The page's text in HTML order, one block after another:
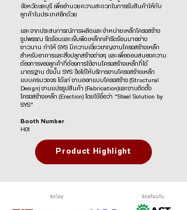
จังหวัดชลบุรี เพื่ออำนวยความสะดวกในการรับสินค้าให้กับ
ลูกค้าในประเทศอีกด้วย
และจากประสบการณ์การผลิตและจำหน่ายเหล็กโครงสร้าง
รูปพรรณ รีดร้อนและเข็มพืดเหล็กกล้ารีดร้อนมาอย่าง
ยาวนาน ทำให้ SYS มีความเชี่ยวชาญงานโครงสร้างเหล็ก
สำหรับอาคารและสิ่งปลูกสร้างต่างๆ และเพื่อตอบสนองความ
ต้องการของลูกค้าที่ต้องการใช้งานโครงสร้างเหล็กที่ได้
มาตรฐาน ดังนั้น SYS จึงได้ให้บริการงานโครงสร้างเหล็ก
แบบครบวงจร ได้แก่ งานออกแบบโครงสร้าง (Structural
Design) งานแปรรูปสินค้า (Fabrication)และงานติดตั้ง
โครงสร้างเหล็ก (Erection) โดยใช้ชื่อว่า "Steel Solution by
SYS"
Booth Number
H01
Product Highlight
จัดโดย จัดพร้อมกับ